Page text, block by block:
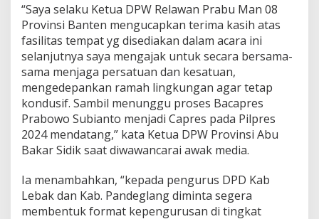
“Saya selaku Ketua DPW Relawan Prabu Man 08
Provinsi Banten mengucapkan terima kasih atas
fasilitas tempat yg disediakan dalam acara ini
selanjutnya saya mengajak untuk secara bersama-
sama menjaga persatuan dan kesatuan,
mengedepankan ramah lingkungan agar tetap
kondusif. Sambil menunggu proses Bacapres
Prabowo Subianto menjadi Capres pada Pilpres
2024 mendatang,” kata Ketua DPW Provinsi Abu
Bakar Sidik saat diwawancarai awak media.
Ia menambahkan, “kepada pengurus DPD Kab
Lebak dan Kab. Pandeglang diminta segera
membentuk format kepengurusan di tingkat